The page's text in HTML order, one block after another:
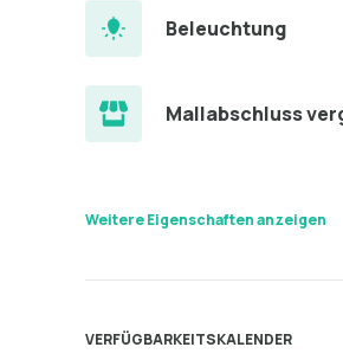
Beleuchtung
Mallabschluss
Weitere Eigenschaften anzeigen
VERFÜGBARKEITSKALENDER